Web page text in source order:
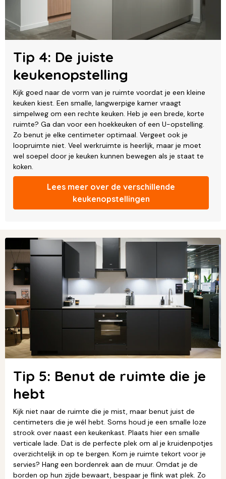
Tip 4: De juiste
keukenopstelling
Kijk goed naar de vorm van je ruimte voordat je een kleine
keuken kiest. Een smalle, langwerpige kamer vraagt
simpelweg om een rechte keuken. Heb je een brede, korte
ruimte? Ga dan voor een hoekkeuken of een U-opstelling.
Zo benut je elke centimeter optimaal. Vergeet ook je
loopruimte niet. Veel werkruimte is heerlijk, maar je moet
wel soepel door je keuken kunnen bewegen als je staat te
koken.
Lees meer over de verschillende
keukenopstellingen
Tip 5: Benut de ruimte die je
hebt
Kijk niet naar de ruimte die je mist, maar benut juist de
centimeters die je wél hebt. Soms houd je een smalle loze
strook over naast een keukenkast. Plaats hier een smalle
verticale lade. Dat is de perfecte plek om al je kruidenpotjes
overzichtelijk in op te bergen. Kom je ruimte tekort voor je
servies? Hang een bordenrek aan de muur. Omdat je de
borden op hun zijde bewaart, bespaar je flink wat plek. Zo